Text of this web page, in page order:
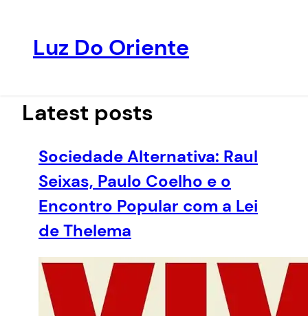
conteúdo
Luz Do Oriente
Latest posts
Sociedade Alternativa: Raul
Seixas, Paulo Coelho e o
Encontro Popular com a Lei
de Thelema